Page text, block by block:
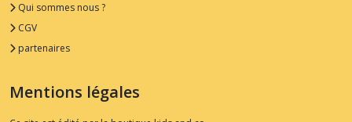
Qui sommes nous ?
CGV
partenaires
Mentions légales